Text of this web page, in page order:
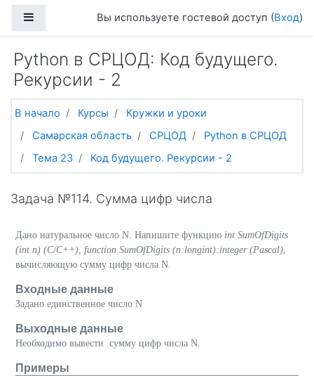
Боковая панельВы используете гостевой доступ (Вход)
Python в СРЦОД: Код будущего.
Рекурсии - 2
В начало Курсы
Кружки и уроки
Самарская область
СРЦОД
Python в СРЦОД
Тема 23
Код будущего. Рекурсии - 2
Задача №114. Сумма цифр числа
Дано натуральное число N. Напишите функцию int SumOfDigits
(int n) (C/C++), function SumOfDigits (n:longint):integer (Pascal)
вычисляющую сумму цифр числа N.
Входные данные
Задано единственное число N
Выходные данные
Необходимо вывести сумму цифр числа N.
Примеры